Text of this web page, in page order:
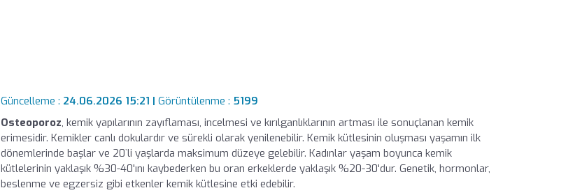
Güncelleme : 24.06.2026 15:21 | Görüntülenme : 5199
Osteoporoz, kemik yapılarının zayıflaması, incelmesi ve kırılganlıklarının artması ile sonuçlanan kemik
erimesidir. Kemikler canlı dokulardır ve sürekli olarak yenilenebilir. Kemik kütlesinin oluşması yaşamın ilk
dönemlerinde başlar ve 20`li yaşlarda maksimum düzeye gelebilir. Kadınlar yaşam boyunca kemik
kütlelerinin yaklaşık %30-40'ını kaybederken bu oran erkeklerde yaklaşık %20-30'dur. Genetik, hormonlar,
beslenme ve egzersiz gibi etkenler kemik kütlesine etki edebilir.